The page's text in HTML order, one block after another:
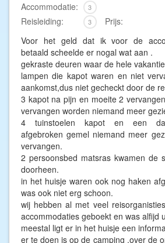
Accommodatie: 3
Reisleiding: 3 Prijs:
Voor het geld dat ik voor de
betaald scheelde er nogal wat aan .
gekraste deuren waar de hele
lampen die kapot waren en niet
aankomst,dus niet gecheckt door de
3 kapot na pijn en moeite 2
vervangen worden niemand meer
4 tuinstoelen kapot en een
afgebroken gemel niemand meer
vervangen.
2 persoonsbed matsras kwamen de
doorheen.
in het huisje waren ook nog haken
was ook niet erg schoon.
wij hebben al met veel
accommodaties geboekt en was alfijd
meestal ligt er in het huisje een
er te doen is op de camping ,over de